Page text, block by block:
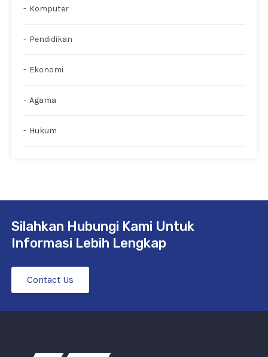
Komputer
Pendidikan
Ekonomi
Agama
Hukum
Silahkan Hubungi Kami Untuk
Informasi Lebih Lengkap
Contact Us